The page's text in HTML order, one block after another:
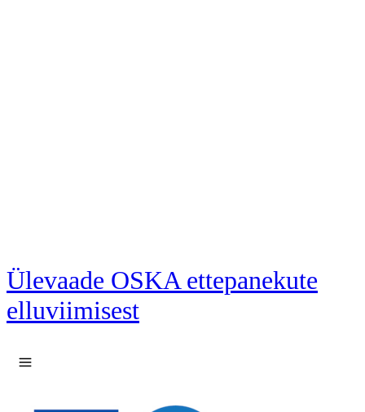
Ülevaade OSKA ettepanekute
elluviimisest
Ava menüü